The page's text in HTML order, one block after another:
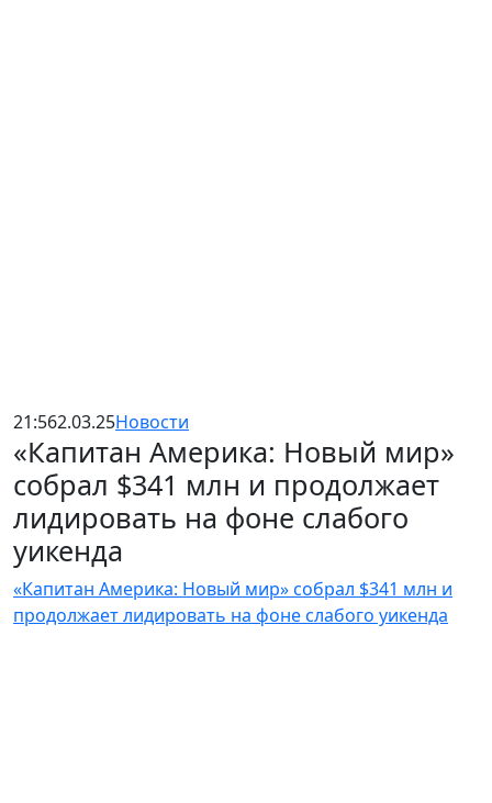
21:562.03.25Новости
«Капитан Америка: Новый мир»
собрал $341 млн и продолжает
лидировать на фоне слабого
уикенда
«Капитан Америка: Новый мир» собрал $341 млн и
продолжает лидировать на фоне слабого уикенда